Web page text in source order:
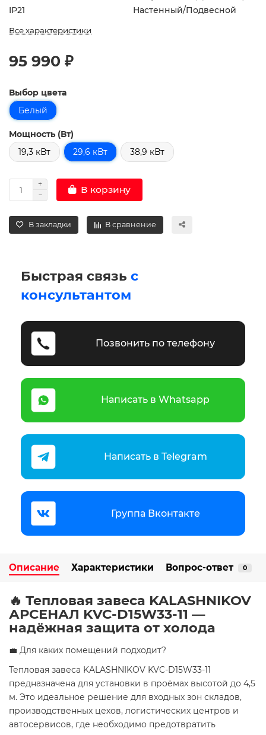
IP21 Настенный/Подвесной
Все характеристики
95 990 ₽
Выбор цвета
Белый
Мощность (Вт)
19,3 кВт
29,6 кВт 38,9 кВт
В корзину
В закладки В сравнение
Быстрая связь с
консультантом
Позвонить по телефону
Написать в Whatsapp
Написать в Telegram
Группа Вконтакте
Описание Характеристики Вопрос-ответ 0
🔥 Тепловая завеса KALASHNIKOV
АРСЕНАЛ KVC-D15W33-11 —
надёжная защита от холода
💼 Для каких помещений подходит?
Тепловая завеса KALASHNIKOV KVC-D15W33-11
предназначена для установки в проёмах высотой до 4,5
м. Это идеальное решение для входных зон складов,
производственных цехов, логистических центров и
автосервисов, где необходимо предотвратить